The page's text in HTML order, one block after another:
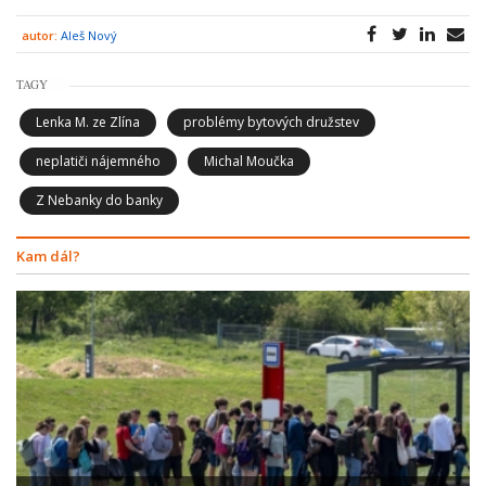
autor: Aleš Nový
TAGY
Lenka M. ze Zlína problémy bytových družstev
neplatiči nájemného Michal Moučka
Z Nebanky do banky
Kam dál?